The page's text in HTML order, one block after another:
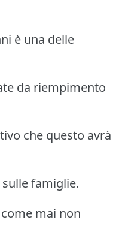
è una delle
da riempimento
che questo avrà
famiglie.
mai non